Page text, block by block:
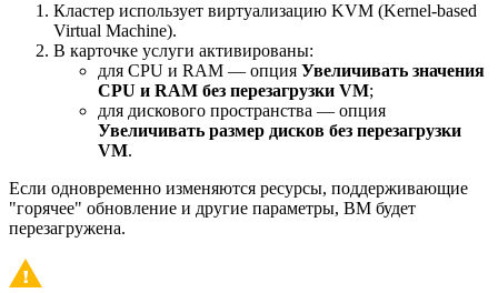
Кластер использует виртуализацию KVM (Kernel-based
Virtual Machine).
В карточке услуги активированы:
для CPU и RAM — опция Увеличивать значения
CPU и RAM без перезагрузки VM;
для дискового пространства — опция
Увеличивать размер дисков без перезагрузки
VM.
Если одновременно изменяются ресурсы, поддерживающие
"горячее" обновление и другие параметры, ВМ будет
перезагружена.